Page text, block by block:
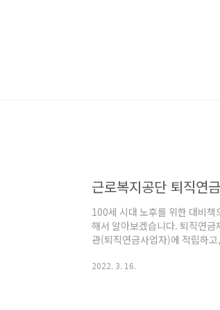
근로복지공단 퇴직연
100세 시대 노후를 위한 대비
해서 알아보겠습니다. 퇴직연금
관(퇴직연금사업자)에 적립하
해 마련된 제도입니다. 퇴직연
2022. 3. 16.